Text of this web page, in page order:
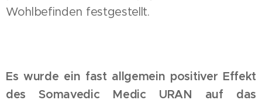
Wohlbefinden festgestellt.
Es wurde ein fast allgemein positiver Effekt
des Somavedic Medic URAN auf das